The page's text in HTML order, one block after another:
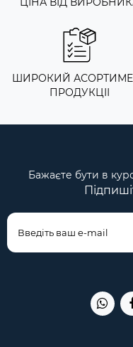
ШИРОКИЙ
ПРОДУКЦІІ
Бажаєте бути в